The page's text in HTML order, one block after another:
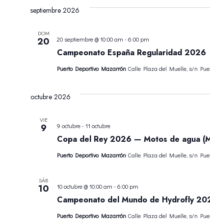
la
septiembre 2026
DOM
20
Campeonato España Regularidad 2026
20 septiembre @ 10:00 am -6:00 pm
Puerto Deportivo Mazarrón Calle Plaza del Muelle, s/n
octubre 2026
VIE
9
Copa del Rey 2026 — Motos de agua
9 octubre- 11 octubre
Puerto Deportivo Mazarrón Calle Plaza del Muelle, s/n
SÁB
10
Campeonato del Mundo de Hydrofly
10 octubre @ 10:00 am -6:00 pm
Puerto Deportivo Mazarrón Calle Plaza del Muelle, s/n